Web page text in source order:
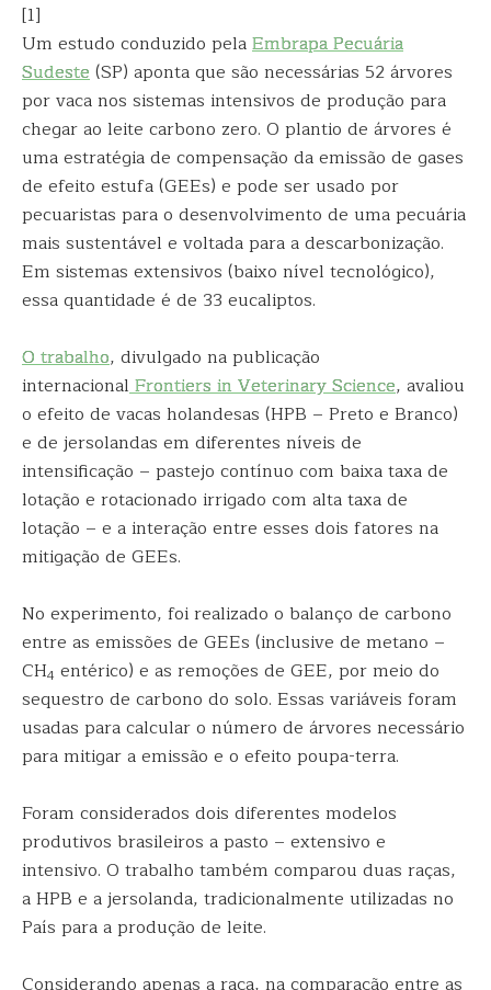
[1]
Um estudo conduzido pelaEmbrapa Pecuária
Sudeste(SP) aponta que são necessárias 52 árvores
por vaca nos sistemas intensivos de produção para
chegar ao leite carbono zero. O plantio de árvores é
uma estratégia de compensação da emissão de gases
de efeito estufa (GEEs) e pode ser usado por
pecuaristas para o desenvolvimento de uma pecuária
mais sustentável e voltada para a descarbonização.
Em sistemas extensivos (baixo nível tecnológico),
essa quantidade é de 33 eucaliptos.
O trabalho, divulgado na publicação
internacionalFrontiers in Veterinary Science, avaliou
o efeito de vacas holandesas (HPB – Preto e Branco)
e de jersolandas em diferentes níveis de
intensificação – pastejo contínuo com baixa taxa de
lotação e rotacionado irrigado com alta taxa de
lotação – e a interação entre esses dois fatores na
mitigação de GEEs.
No experimento, foi realizado o balanço de carbono
entre as emissões de GEEs (inclusive de metano –
CH4 entérico) e as remoções de GEE, por meio do
sequestro de carbono do solo. Essas variáveis ​​foram
usadas para calcular o número de árvores necessário
para mitigar a emissão e o efeito poupa-terra.
Foram considerados dois diferentes modelos
produtivos brasileiros a pasto – extensivo e
intensivo. O trabalho também comparou duas raças,
a HPB e a jersolanda, tradicionalmente utilizadas no
País para a produção de leite.